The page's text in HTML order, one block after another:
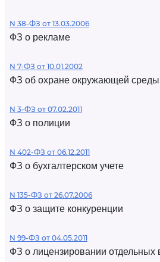
N 38-ФЗ от 13.03.2006
ФЗ о рекламе
N 7-ФЗ от 10.01.2002
ФЗ об охране окружающей среды
N 3-ФЗ от 07.02.2011
ФЗ о полиции
N 402-ФЗ от 06.12.2011
ФЗ о бухгалтерском учете
N 135-ФЗ от 26.07.2006
ФЗ о защите конкуренции
N 99-ФЗ от 04.05.2011
ФЗ о лицензировании отдельных